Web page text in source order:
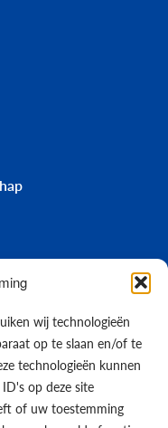
wij technologieën
op te slaan en/of te
technologieën kunnen
op deze site
of uw toestemming